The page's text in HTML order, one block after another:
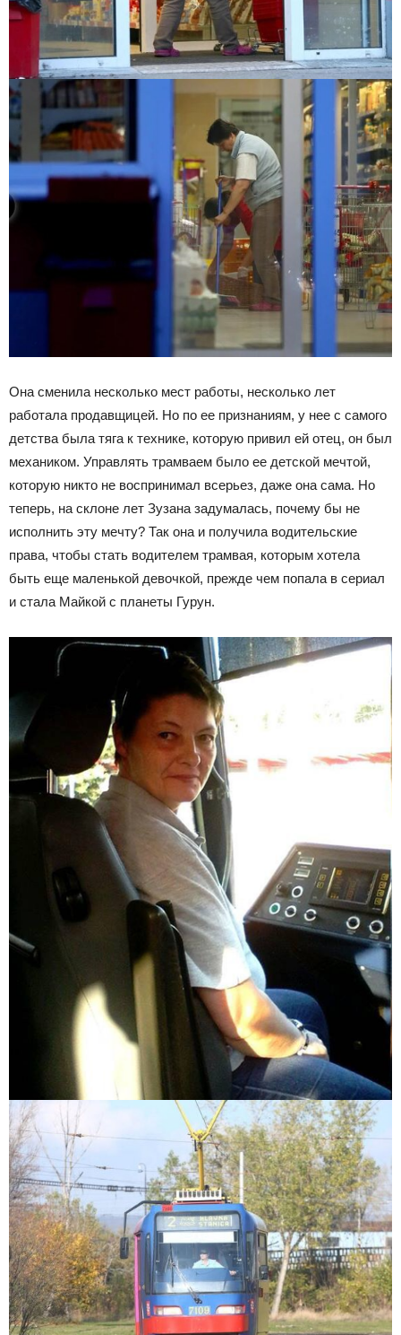
Она сменила несколько мест работы, несколько лет
работала продавщицей. Но по ее признаниям, у нее с самого
детства была тяга к технике, которую привил ей отец, он был
механиком. Управлять трамваем было ее детской мечтой,
которую никто не воспринимал всерьез, даже она сама. Но
теперь, на склоне лет Зузана задумалась, почему бы не
исполнить эту мечту? Так она и получила водительские
права, чтобы стать водителем трамвая, которым хотела
быть еще маленькой девочкой, прежде чем попала в сериал
и стала Майкой с планеты Гурун.